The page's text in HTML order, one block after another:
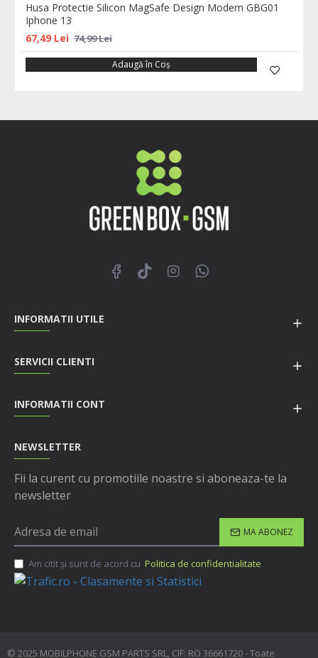
Husa Protectie Silicon MagSafe Design Modern GBG01
Iphone 13
67,49 Lei 74,99 Lei
Adaugă în Coş
INFORMATII UTILE
SERVICII CLIENTI
INFORMATII CONT
NEWSLETTER
Fii la curent cu promotiile noastre si aboneaza-te la
newsletter
MA ABONEZ
Am citit şi sunt de acord cu Politica de confidentialitate
© 2025 MOBILPHONE GSM PARTS SRL, CIF: RO 36661720 - Toate